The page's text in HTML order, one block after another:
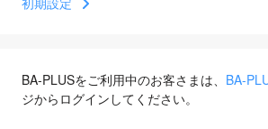
BA-PLUSをご利用中のお客さまは、 BA-
ジからログインしてください。